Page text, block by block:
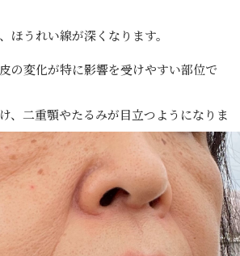
ほうれい線が深くなります。
の変化が特に影響を受けやすい部位で
、二重顎やたるみが目立つようになりま